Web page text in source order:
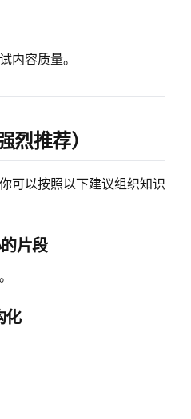
内容质量。
烈推荐）
可以按照以下建议组织知识
片段
化